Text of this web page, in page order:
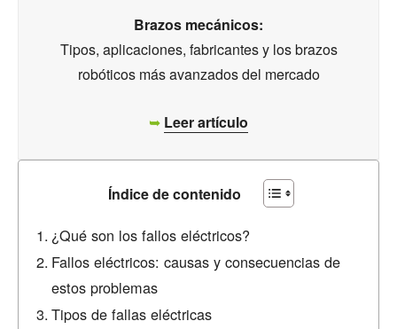
Brazos mecánicos:
Tipos, aplicaciones, fabricantes y los brazos
robóticos más avanzados del mercado
➥ Leer artículo
Índice de contenido
¿Qué son los fallos eléctricos?
Fallos eléctricos: causas y consecuencias de
estos problemas
Tipos de fallas eléctricas